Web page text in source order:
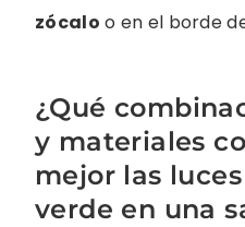
zócalo o en el borde
¿Qué
y materiales
mejor las
verde en una